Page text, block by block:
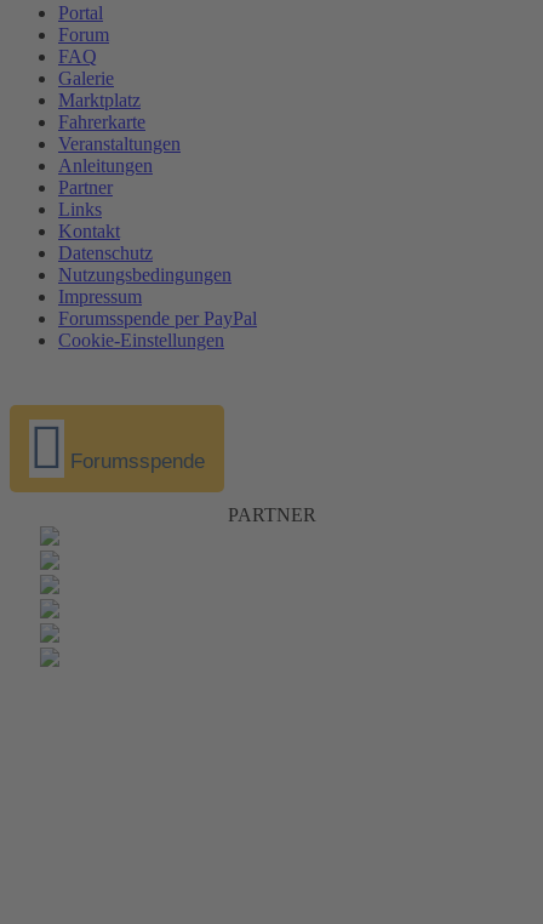
Portal
Forum
FAQ
Galerie
Marktplatz
Fahrerkarte
Veranstaltungen
Anleitungen
Partner
Links
Kontakt
Datenschutz
Nutzungsbedingungen
Impressum
Forumsspende per PayPal
Cookie-Einstellungen
Forumsspende
PARTNER